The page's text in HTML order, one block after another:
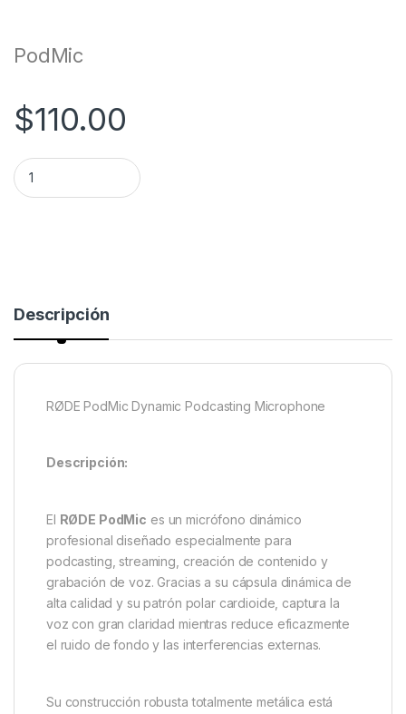
PodMic
$110.00
Rode PodMic Dynamic Podcasting Microphone quantity
Descripción
RØDE PodMic Dynamic Podcasting Microphone
Descripción:
El RØDE PodMic es un micrófono dinámico
profesional diseñado especialmente para
podcasting, streaming, creación de contenido y
grabación de voz. Gracias a su cápsula dinámica de
alta calidad y su patrón polar cardioide, captura la
voz con gran claridad mientras reduce eficazmente
el ruido de fondo y las interferencias externas.
Su construcción robusta totalmente metálica está